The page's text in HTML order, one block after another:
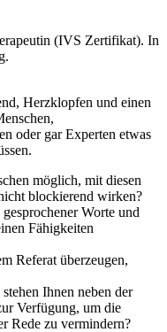
(IVS Zertifikat). In
Herzklopfen und einen
oder gar Experten etwas
möglich, mit diesen
blockierend wirken?
Worte und
Fähigkeiten
Referat überzeugen,
Ihnen neben der
Verfügung, um die
Rede zu vermindern?